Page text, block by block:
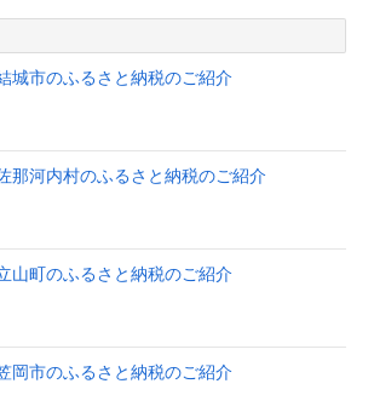
城市のふるさと納税のご紹介
那河内村のふるさと納税のご紹介
山町のふるさと納税のご紹介
岡市のふるさと納税のご紹介